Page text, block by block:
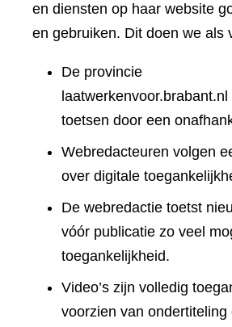
en diensten op haar website
en gebruiken. Dit doen we als
De provincie
toetsen door een
Webredacteuren volgen
over digitale
De webredactie toetst
vóór publicatie zo veel
toegankelijkheid.
Video’s zijn volledig
voorzien van ondertiteling